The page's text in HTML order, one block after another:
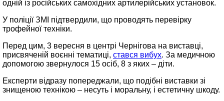
одній із російських самохідних артилерійських установок.
У поліції ЗМІ підтвердили, що проводять перевірку
трофейної техніки.
Перед цим, 3 вересня в центрі Чернігова на виставці,
присвяченій воєнні тематиці, стався вибух. За медичною
допомогою звернулося 15 осіб, 8 з яких – діти.
Експерти відразу попереджали, що подібні виставки зі
знищеною технікою – несуть і моральну, і естетичну шкоду.